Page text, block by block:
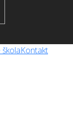
školaKontakt